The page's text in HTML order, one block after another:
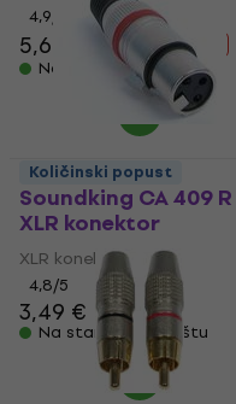
4,9
5,69 € 6,69 €
- 15 %
Na stanju u skladištu
Soundking CA 409 R
XLR konektor
XLR konektor
4,8/5
3,49 €
Na stanju u skladištu
Količinski popust